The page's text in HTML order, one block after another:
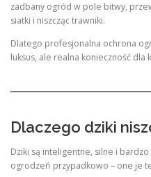
zadbany ogród w pole bitwy,
siatki i niszcząc trawniki.
Dlatego profesjonalna ochrona
luksus, ale realna konieczność
Dlaczego dziki
Dziki są inteligentne, silne i
ogrodzeń przypadkowo – one je